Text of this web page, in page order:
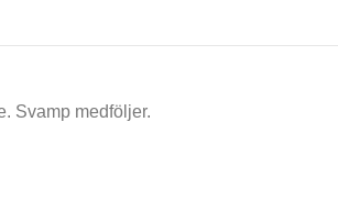
Svamp medföljer.